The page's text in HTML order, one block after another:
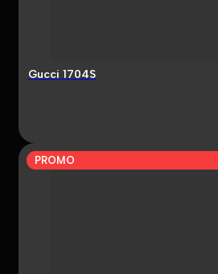
Gucci 1704S
PROMO